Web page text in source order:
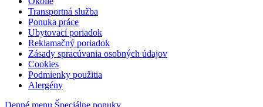
Transportná služba
Ponuka práce
Ubytovací poriadok
Reklamačný poriadok
Zásady spracúvania osobných údajov
Cookies
Podmienky použitia
Alergény
Denné menu Špeciálne ponuky